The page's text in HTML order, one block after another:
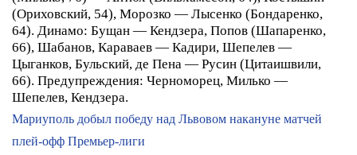
(Ориховский, 54), Морозко — Лысенко (Бондаренко,
64). Динамо: Бущан — Кендзера, Попов (Шапаренко,
66), Шабанов, Караваев — Кадири, Шепелев —
Цыганков, Бульский, де Пена — Русин (Цитаишвили,
66). Предупреждения: Черноморец, Милько —
Шепелев, Кендзера.
Мариуполь добыл победу над Львовом накануне матчей
плей-офф Премьер-лиги